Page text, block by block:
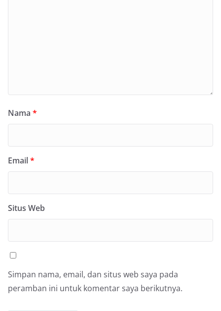
Nama *
Email*
Situs Web
Simpan nama, email, dan situs web saya pada
peramban ini untuk komentar saya berikutnya.